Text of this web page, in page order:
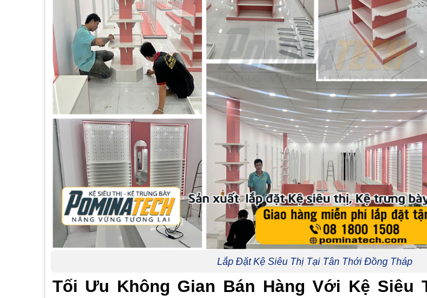
Lắp Đặt Kệ Siêu Thị Tại Tân Thới Đồng Tháp
Tối Ưu Không Gian Bán Hàng Với Kệ Siêu